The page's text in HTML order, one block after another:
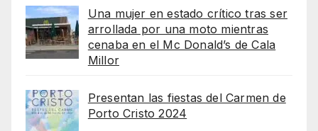
Una mujer en estado crítico tras ser
arrollada por una moto mientras
cenaba en el Mc Donald’s de Cala
Millor
Presentan las fiestas del Carmen de
Porto Cristo 2024